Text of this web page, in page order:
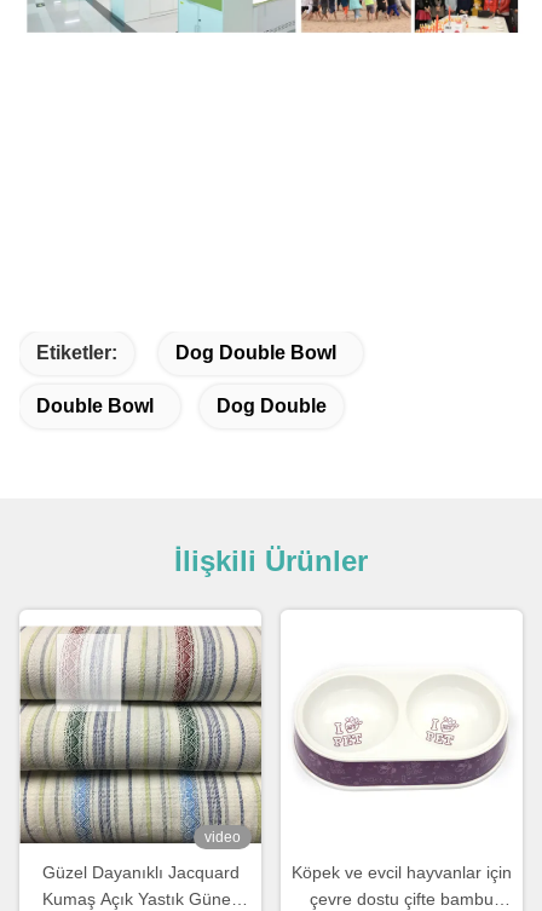
Etiketler: Dog Double Bowl
Double Bowl Dog Double
İlişkili Ürünler
video
Güzel Dayanıklı Jacquard
Kumaş Açık Yastık Güneş
Köpek ve evcil hayvanlar için
çevre dostu çifte bambu